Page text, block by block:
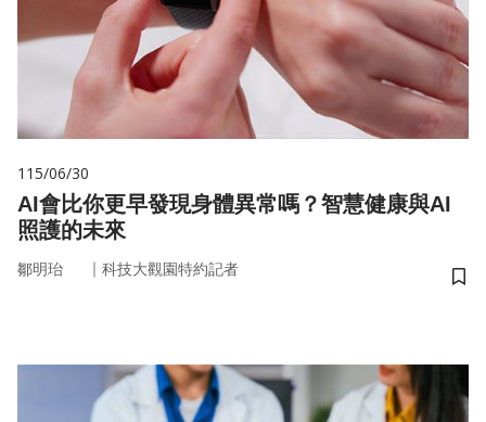
115/06/30
AI會比你更早發現身體異常嗎？智慧健康與AI
照護的未來
鄒明珆 ｜ 科技大觀園特約記者
儲